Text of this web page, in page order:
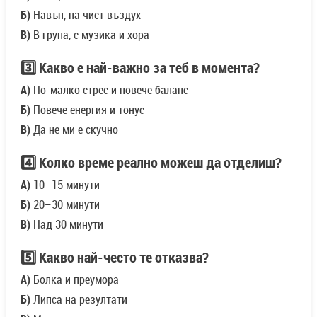
Б)Навън, на чист въздух
В)В група, с музика и хора
3️⃣ Какво е най-важно за теб в момента?
А)По-малко стрес и повече баланс
Б)Повече енергия и тонус
В)Да не ми е скучно
4️⃣ Колко време реално можеш да отделиш?
А)10–15 минути
Б)20–30 минути
В)Над 30 минути
5️⃣ Какво най-често те отказва?
А)Болка и преумора
Б)Липса на резултати